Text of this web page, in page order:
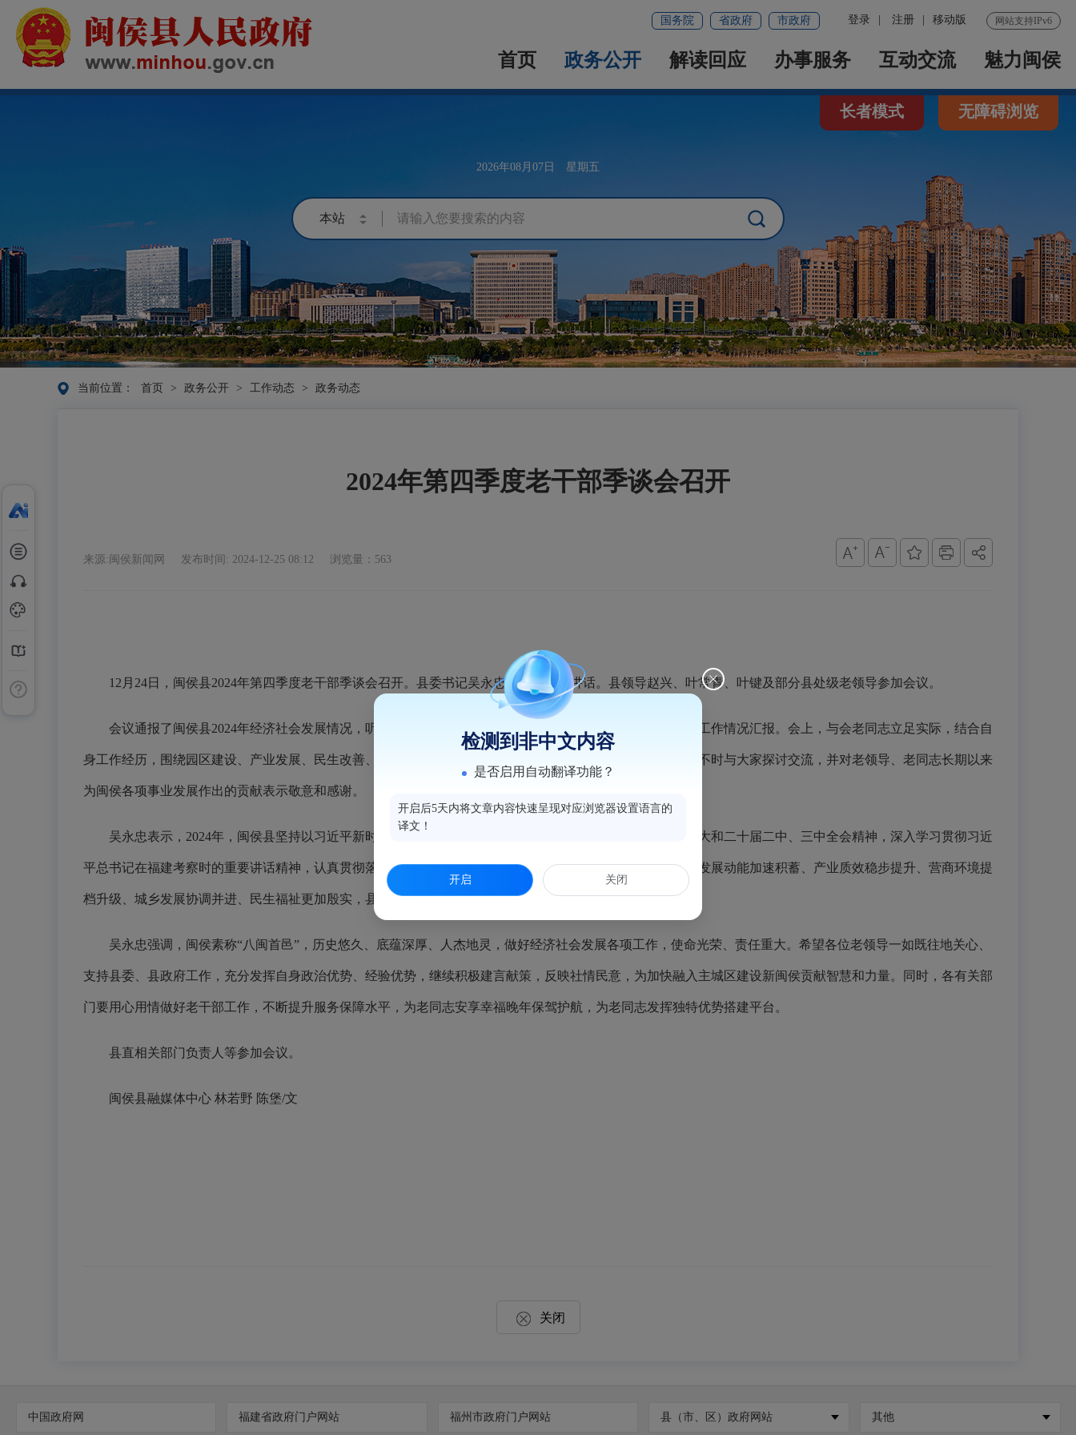
网站支持IPv6
登录 注册 移动版
国务院 省政府 市政府
首页 政务公开 解读回应 办事服务 互动交流 魅力闽侯
2026年08月07日 星期五
长者模式 无障碍浏览
当前位置： 首页 > 政务公开 > 工作动态 > 政务动态
2024年第四季度老干部季谈会召开
来源:闽侯新闻网 发布时间: 2024-12-25 08:12 浏览量：563
12月24日，闽侯县2024年第四季度老干部季谈会召开。县委书记吴永忠出席会议并讲话。县领导赵兴、叶常青、叶键及部分县处级老领导参加会议。
会议通报了闽侯县2024年经济社会发展情况，听取了闽侯县2024年组织工作情况、党风廉政建设和反腐败工作情况汇报。会上，与会老同志立足实际，结合自
身工作经历，围绕园区建设、产业发展、民生改善、文化宣传等方面提出了意见建议。吴永忠认真听取发言，不时与大家探讨交流，并对老领导、老同志长期以来
为闽侯各项事业发展作出的贡献表示敬意和感谢。
吴永忠表示，2024年，闽侯县坚持以习近平新时代中国特色社会主义思想为指导，全面贯彻落实党的二十大和二十届二中、三中全会精神，深入学习贯彻习近
平总书记在福建考察时的重要讲话精神，认真贯彻落实中央决策部署和省、市工作要求，重大项目攻坚突破、发展动能加速积蓄、产业质效稳步提升、营商环境提
档升级、城乡发展协调并进、民生福祉更加殷实，县域经济社会高质量发展取得了新成效。
吴永忠强调，闽侯素称“八闽首邑”，历史悠久、底蕴深厚、人杰地灵，做好经济社会发展各项工作，使命光荣、责任重大。希望各位老领导一如既往地关心、
支持县委、县政府工作，充分发挥自身政治优势、经验优势，继续积极建言献策，反映社情民意，为加快融入主城区建设新闽侯贡献智慧和力量。同时，各有关部
门要用心用情做好老干部工作，不断提升服务保障水平，为老同志安享幸福晚年保驾护航，为老同志发挥独特优势搭建平台。
县直相关部门负责人等参加会议。
闽侯县融媒体中心 林若野 陈堡/文
关闭
中国政府网 福建省政府门户网站 福州市政府门户网站 县（市、区）政府网站 其他
检测到非中文内容
是否启用自动翻译功能？
开启后5天内将文章内容快速呈现对应浏览器设置语言的
译文！
开启 关闭